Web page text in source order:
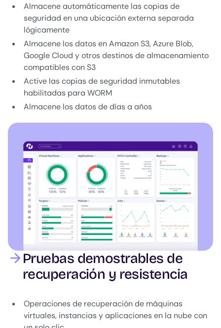
Almacene automáticamente las copias de
seguridad en una ubicación externa separada
lógicamente
Almacene los datos en Amazon S3, Azure Blob,
Google Cloud y otros destinos de almacenamiento
compatibles con S3
Active las copias de seguridad inmutables
habilitadas para WORM
Almacene los datos de días a años
Image
Pruebas demostrables de
recuperación y resistencia
Operaciones de recuperación de máquinas
virtuales, instancias y aplicaciones en la nube con